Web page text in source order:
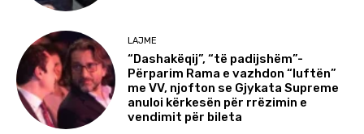
LAJME
“Dashakëqij”, “të padijshëm”-
Përparim Rama e vazhdon “luftën”
me VV, njofton se Gjykata Supreme
anuloi kërkesën për rrëzimin e
vendimit për bileta